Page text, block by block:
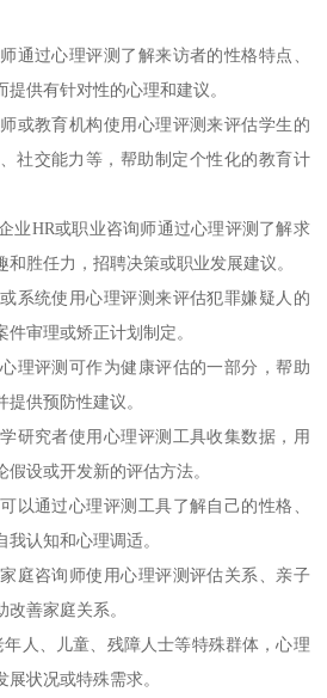
通过心理评测了解来访者的性格特点、
供有针对性的心理和建议。
或教育机构使用心理评测来评估学生的
社交能力等，帮助制定个性化的教育计
业HR或职业咨询师通过心理评测了解求
胜任力，招聘决策或职业发展建议。
系统使用心理评测来评估犯罪嫌疑人的
审理或矫正计划制定。
理评测可作为健康评估的一部分，帮助
供预防性建议。
研究者使用心理评测工具收集数据，用
设或开发新的评估方法。
以通过心理评测工具了解自己的性格、
认知和心理调适。
庭咨询师使用心理评测评估关系、亲子
善家庭关系。
人、儿童、残障人士等特殊群体，心理
状况或特殊需求。